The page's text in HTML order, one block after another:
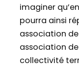
imaginer
pourra ainsi
association
association
collectivité